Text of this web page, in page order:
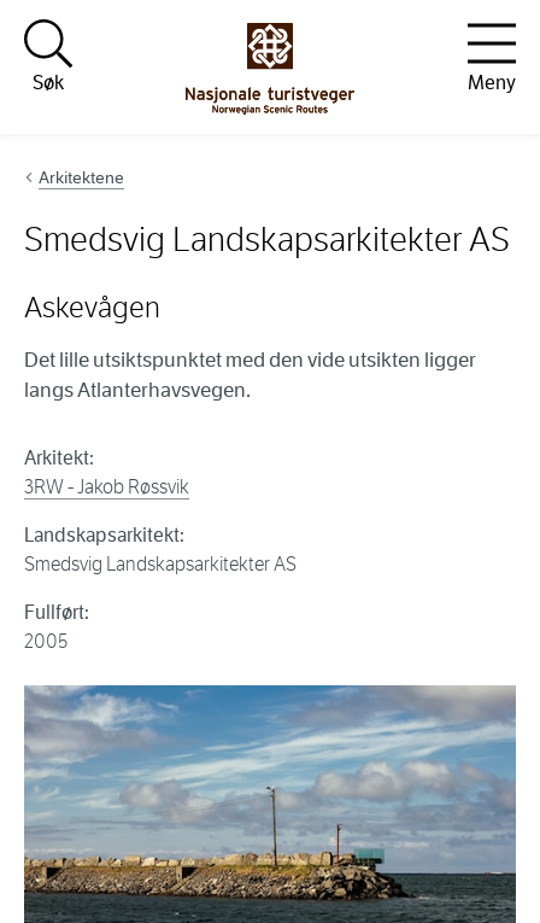
Hopp til innhold
Søk
Meny
Arkitektene
Smedsvig Landskapsarkitekter AS
Askevågen
Det lille utsiktspunktet med den vide utsikten ligger
langs Atlanterhavsvegen.
Arkitekt:
3RW - Jakob Røssvik
Landskapsarkitekt:
Smedsvig Landskapsarkitekter AS
Fullført:
2005